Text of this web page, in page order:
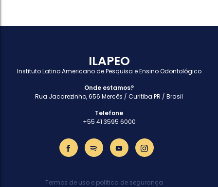
ILAPEO
Instituto Latino Americano de Pesquisa e Ensino Odontológico
Onde estamos?
Rua Jacarezinho, 656 Mercês / Curitiba PR / Brasil
Telefone
+55 41 3595 6000
Termos de uso e política de segurança